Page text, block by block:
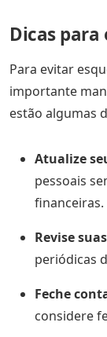
Dicas
Para evitar
importante
estão algumas
Atualize
pessoais
financeiras.
Revise
periódicas
Feche
considere